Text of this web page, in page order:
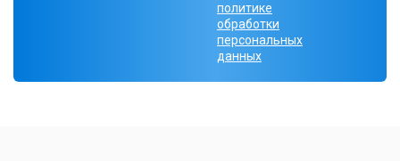
политике
обработки
персональных
данных